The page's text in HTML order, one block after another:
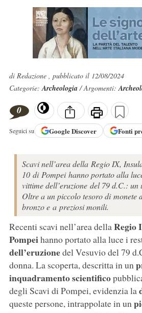
di Redazione , pubblicato il 12/08/2024
Categorie:Archeologia/ Argomenti:
0
Seguici su GoogleDiscover Fonti
Scavi nell’area della Regio IX,
10 di Pompei hanno portato alla
vittime dell’eruzione del 79 d.C.: un
Oltre a un piccolo tesoro di monete
bronzo e a preziosi monili.
Recenti scavi nell’area dellaRegio
Pompeihanno portato alla luce i
dell’eruzionedel Vesuvio del 79
donna. La scoperta, descritta in un
inquadramento scientifico
degli Scavi di Pompei, evidenzia la
queste persone, intrappolate in un